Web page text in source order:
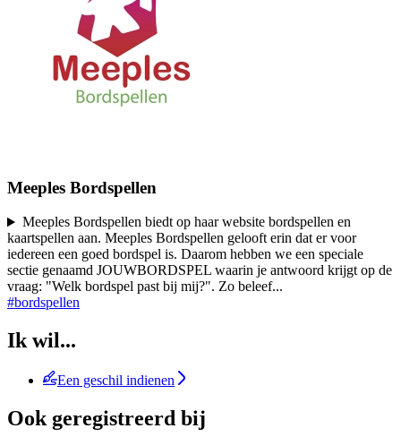
Meeples Bordspellen
Meeples Bordspellen biedt op haar website bordspellen en
kaartspellen aan. Meeples Bordspellen gelooft erin dat er voor
iedereen een goed bordspel is. Daarom hebben we een speciale
sectie genaamd JOUWBORDSPEL waarin je antwoord krijgt op de
vraag: "Welk bordspel past bij mij?". Zo beleef...
#bordspellen
Ik wil...
Een geschil indienen
Ook geregistreerd bij